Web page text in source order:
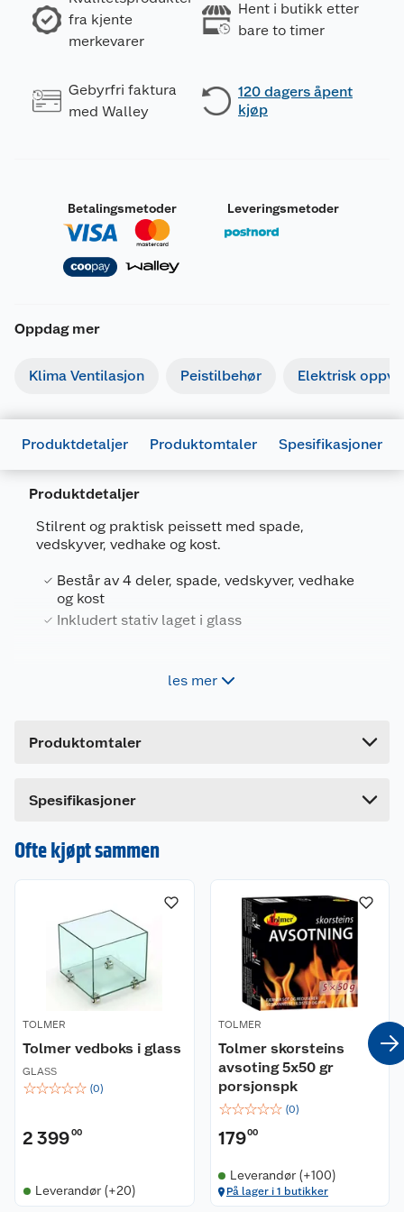
fra kjente
merkevarer
Hent i butikk etter
bare to timer
Gebyrfri faktura
med Walley
120 dagers åpent
kjøp
Betalingsmetoder Leveringsmetoder
Oppdag mer
Klima Ventilasjon Peistilbehør Elektrisk
Produktdetaljer Produktomtaler Spesifikasjoner
Produktdetaljer
Stilrent og praktisk peissett med spade,
vedskyver, vedhake og kost.
Består av 4 deler, spade, vedskyver, vedhake
og kost
Inkludert stativ laget i glass
naturlig del av det å ha et ildsted.
les mer
Produktomtaler
Dette produktet har ikke fått noen omtale ennå.
en omtale.
Spesifikasjoner
Generelt
Artikkelnummer
Leverandørens artikkelnummer
Ofte kjøpt sammen
TOLMER
Tolmer vedboks i glass
GLASS
☆☆☆☆☆ (0)
2 39900
Leverandør (+20)
TOLMER
Tolmer skorsteins
avsoting 5x50 gr
porsjonspk
☆☆☆☆☆ (0)
17900
Leverandør (+100)
På lager i 1 butikker